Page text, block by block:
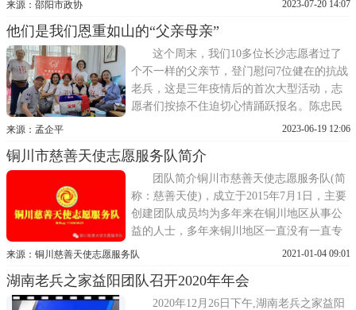
来源：邵阳市政协 2023-07-20 14:07
他们是我们恩重如山的“父亲母亲”
这个周末，我们10多位长沙志愿者过了
个不一样的父亲节，登门慰问7位健在的抗战
老兵，这是三年疫情后的首次大型活动，志
愿者们按捺不住迫切心情踊跃报名。陈忠民
老兵是1938年参军身经百战的老战士，2015
骨头，他坚持锻炼，恢复行走。去年感染新
冠病危，在ICU已停止心跳，抢救中，陈嗲
嗲在昏迷中仍喊着口号杀
来源：孟企平 2023-06-19 12:06
铜川市慈善天使志愿服务队简介
团队简介铜川市慈善天使志愿服务队(简
称：慈善天使)，成立于2015年7月1日，主要
创建团队成员均为多年来在铜川地区从事公
益的人士，多年来铜川地区一直没有一直专
注于关爱抗战老兵的专业团队，值此中国共
际，铜川市民间关爱老兵公益项目启动，该
项目与深圳市龙越慈善基金会、中国狮子联
来源：铜川慈善天使志愿服务队 2021-01-04 09:01
湖南老兵之家益阳团队召开2020年年会
2020年12月26日下午,湖南老兵之家益阳